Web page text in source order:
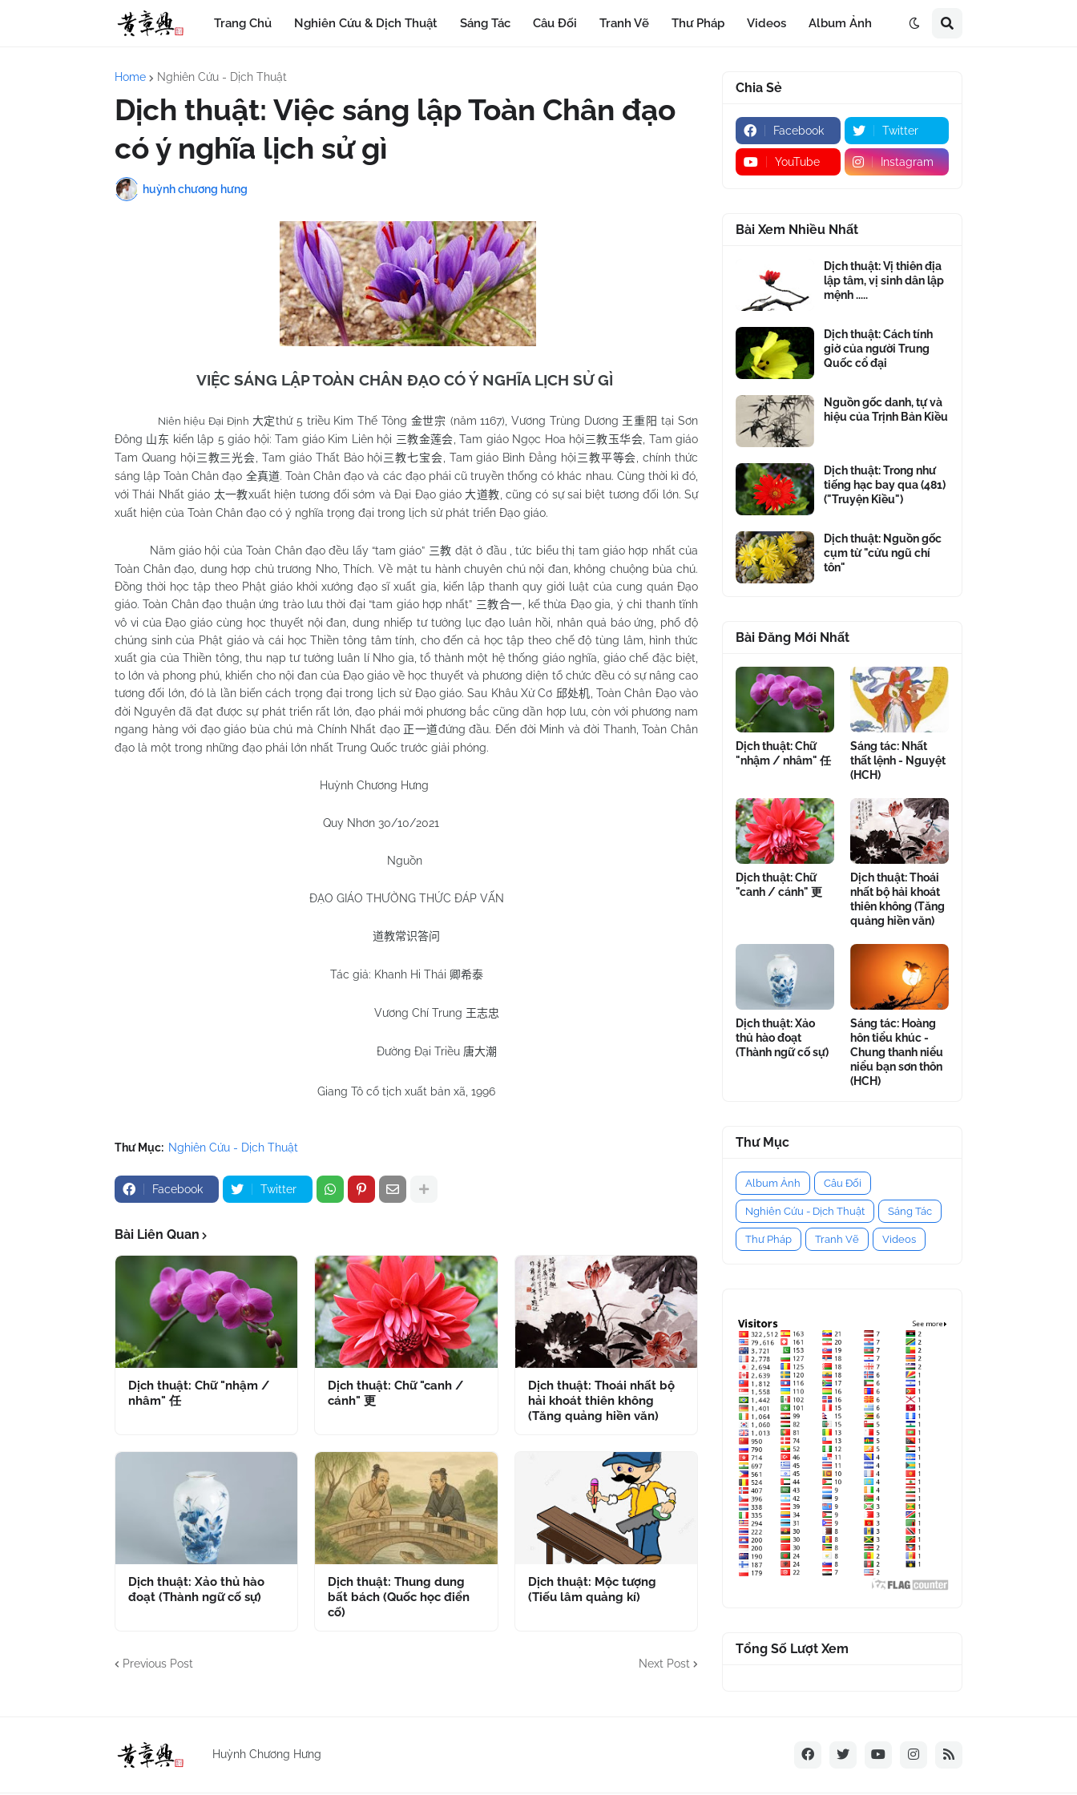
Trang Chủ Nghiên Cứu & Dịch Thuật Sáng Tác Câu Đối Tranh Vẽ Thư Pháp Videos Album Ảnh
Home Nghiên Cứu - Dịch Thuật
Dịch thuật: Việc sáng lập Toàn Chân đạo
có ý nghĩa lịch sử gì
huỳnh chương hưng
VIỆC SÁNG LẬP TOÀN CHÂN ĐẠO CÓ Ý NGHĨA LỊCH SỬ GÌ
Niên hiệu Đại Định 大定thứ 5 triều Kim Thế Tông 金世宗 (năm 1167), Vương Trùng Dương 王重阳 tại Sơn
Đông 山东 kiến lập 5 giáo hội: Tam giáo Kim Liên hội 三教金莲会 , Tam giáo Ngọc Hoa hội 三教玉华会 , Tam giáo
Tam Quang hội 三教三光会 , Tam giáo Thất Bảo hội 三教七宝会 , Tam giáo Bình Đẳng hội 三教平等会 , chính thức
sáng lập Toàn Chân đạo 全真道. Toàn Chân đạo và các đạo phái cũ truyền thống có khác nhau. Cùng thời kì đó,
với Thái Nhất giáo 太一教xuất hiện tương đối sớm và Đại Đạo giáo大道教 , cũng có sự sai biệt tương đối lớn. Sự
xuất hiện của Toàn Chân đạo có ý nghĩa trọng đại trong lịch sử phát triển Đạo giáo.
Năm giáo hội của Toàn Chân đạo đều lấy “tam giáo” 三教 đặt ở đầu , tức biểu thị tam giáo hợp nhất của
Toàn Chân đạo, dung hợp chủ trương Nho, Thích. Về mặt tu hành chuyên chú nội đan, không chuộng bùa chú.
Đồng thời học tập theo Phật giáo khởi xướng đạo sĩ xuất gia, kiến lập thanh quy giới luật của cung quán Đạo
giáo. Toàn Chân đạo thuận ứng trào lưu thời đại “tam giáo hợp nhất” 三教合一 , kế thừa Đạo gia, ý chỉ thanh tĩnh
vô vi của Đạo giáo cùng học thuyết nội đan, dung nhiếp tư tưởng lục đạo luân hồi, nhân quả báo ứng, phổ độ
chúng sinh của Phật giáo và cái học Thiền tông tâm tính, cho đến cả học tập theo chế độ tùng lâm, hình thức
xuất gia của Thiền tông, thu nạp tư tưởng luân lí Nho gia, tổ thành một hệ thống giáo nghĩa, giáo chế đặc biệt,
to lớn và phong phú, khiến cho nội đan của Đạo giáo về học thuyết và phương diện tổ chức đều có sự nâng cao
tương đối lớn, đó là lần biến cách trọng đại trong lịch sử Đạo giáo. Sau Khâu Xử Cơ 邱处机 , Toàn Chân Đạo vào
đời Nguyên đã đạt được sự phát triển rất lớn, đạo phái mới phương bắc cũng dần hợp lưu, còn với phương nam
ngang hàng với đạo giáo bùa chú mà Chính Nhất đạo 正一道đứng đầu. Đến đời Minh và đời Thanh, Toàn Chân
đạo là một trong những đạo phái lớn nhất Trung Quốc trước giải phóng.
Huỳnh Chương Hưng
Quy Nhơn 30/10/2021
Nguồn
ĐẠO GIÁO THƯỜNG THỨC ĐÁP VẤN
道教常识答问
Tác giả: Khanh Hi Thái 卿希泰
Vương Chí Trung 王志忠
Đường Đại Triều 唐大潮
Giang Tô cổ tịch xuất bản xã, 1996
Thư Mục: Nghiên Cứu - Dịch Thuật
Facebook Twitter
Bài Liên Quan
Dịch thuật: Chữ "nhậm /
nhâm" 任
Dịch thuật: Chữ "canh /
cánh" 更
Dịch thuật: Thoái nhất bộ
hải khoát thiên không
(Tăng quảng hiền văn)
Dịch thuật: Xảo thủ hào
đoạt (Thành ngữ cố sự)
Dịch thuật: Thung dung
bất bách (Quốc học điển
cố)
Dịch thuật: Mộc tượng
(Tiếu lâm quảng kí)
Previous Post Next Post
Chia Sẻ
Facebook Twitter
YouTube Instagram
Bài Xem Nhiều Nhất
Dịch thuật: Vị thiên địa
lập tâm, vị sinh dân lập
mệnh .....
Dịch thuật: Cách tính
giờ của người Trung
Quốc cổ đại
Nguồn gốc danh, tự và
hiệu của Trịnh Bản Kiều
Dịch thuật: Trong như
tiếng hạc bay qua (481)
("Truyện Kiều")
Dịch thuật: Nguồn gốc
cụm từ "cửu ngũ chí
tôn"
Bài Đăng Mới Nhất
Dịch thuật: Chữ
"nhậm / nhâm" 任
Sáng tác: Nhất
thất lệnh - Nguyệt
(HCH)
Dịch thuật: Chữ
"canh / cánh" 更
Dịch thuật: Thoái
nhất bộ hải khoát
thiên không (Tăng
quảng hiền văn)
Dịch thuật: Xảo
thủ hào đoạt
(Thành ngữ cố sự)
Sáng tác: Hoàng
hôn tiểu khúc -
Chung thanh niểu
niểu bạn sơn thôn
(HCH)
Thư Mục
Album Ảnh Câu Đối
Nghiên Cứu - Dịch Thuật Sáng Tác
Thư Pháp Tranh Vẽ Videos
Tổng Số Lượt Xem
Huỳnh Chương Hưng